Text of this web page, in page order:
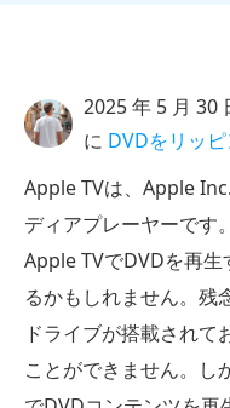
2025 年 5 月 30
に DVDをリッ
Apple TVは、Apple
ディアプレーヤーです
Apple TVでDVDを再
るかもしれません。残
ドライブが搭載されて
ことができません。し